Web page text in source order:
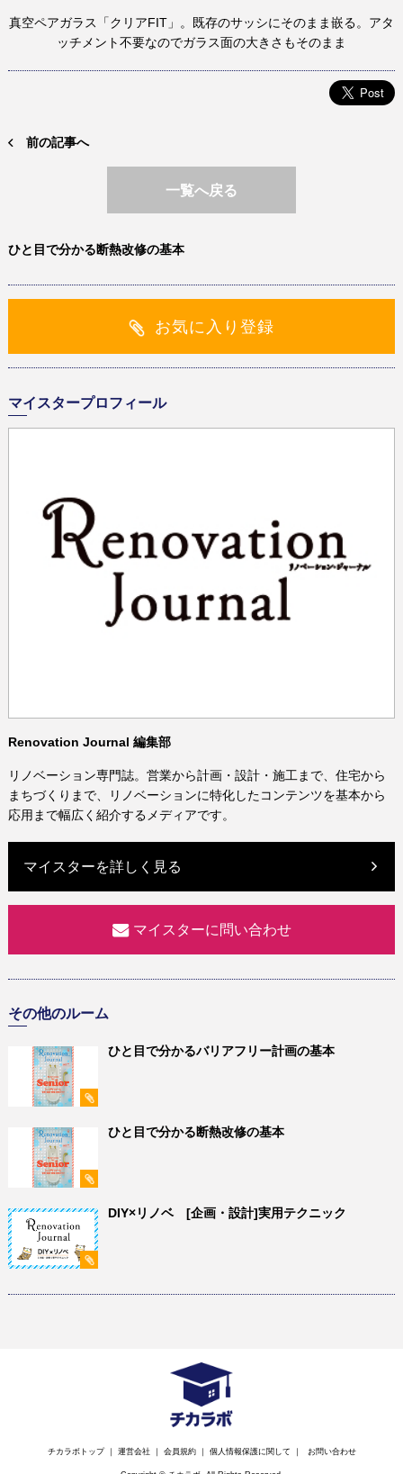
真空ペアガラス「クリアFIT」。既存のサッシにそのまま嵌る。アタ
ッチメント不要なのでガラス面の大きさもそのまま
前の記事へ
一覧へ戻る
ひと目で分かる断熱改修の基本
お気に入り登録
マイスタープロフィール
Renovation Journal 編集部
リノベーション専門誌。営業から計画・設計・施工まで、住宅から
まちづくりまで、リノベーションに特化したコンテンツを基本から
応用まで幅広く紹介するメディアです。
マイスターを詳しく見る
マイスターに問い合わせ
その他のルーム
ひと目で分かるバリアフリー計画の基本
ひと目で分かる断熱改修の基本
DIY×リノベ [企画・設計]実用テクニック
チカラボトップ ｜ 運営会社 ｜ 会員規約 ｜ 個人情報保護に関して ｜ お問い合わせ